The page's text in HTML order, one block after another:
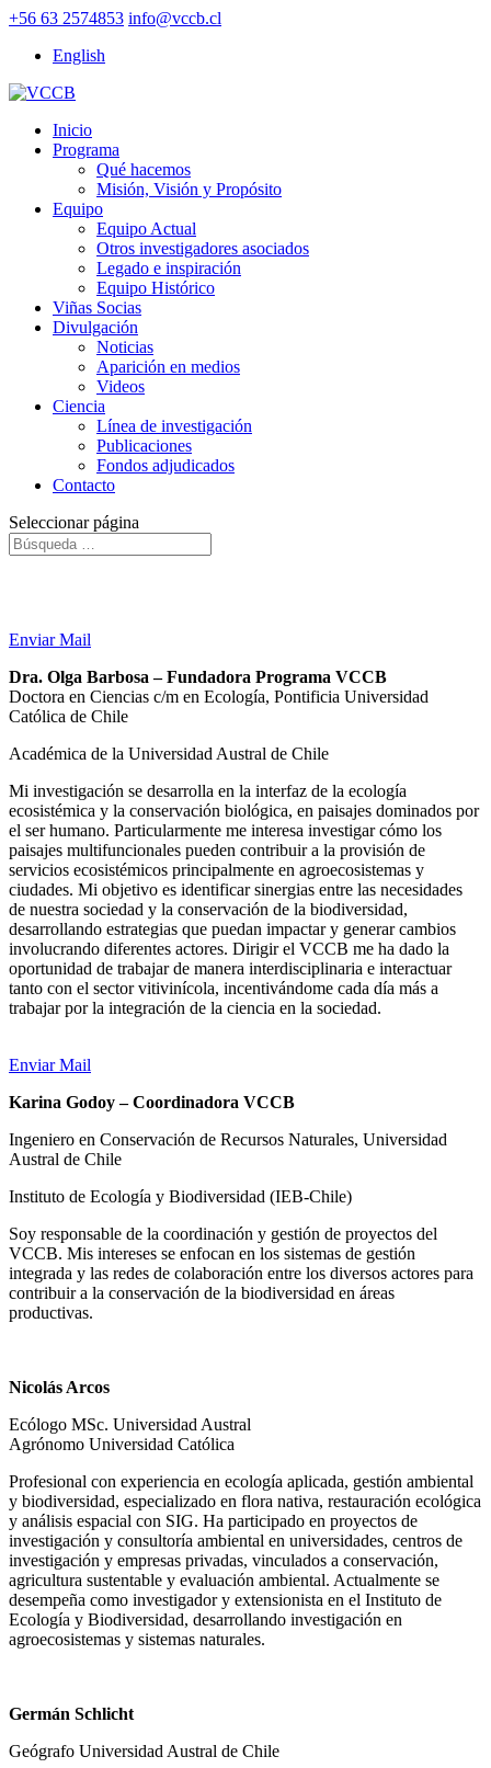
+56 63 2574853 info@vccb.cl
English
Inicio
Programa
Qué hacemos
Misión, Visión y Propósito
Equipo
Equipo Actual
Otros investigadores asociados
Legado e inspiración
Equipo Histórico
Viñas Socias
Divulgación
Noticias
Aparición en medios
Videos
Ciencia
Línea de investigación
Publicaciones
Fondos adjudicados
Contacto
Seleccionar página
Enviar Mail
Dra. Olga Barbosa – Fundadora Programa VCCB
Doctora en Ciencias c/m en Ecología, Pontificia Universidad
Católica de Chile
Académica de la Universidad Austral de Chile
Mi investigación se desarrolla en la interfaz de la ecología
ecosistémica y la conservación biológica, en paisajes dominados por
el ser humano. Particularmente me interesa investigar cómo los
paisajes multifuncionales pueden contribuir a la provisión de
servicios ecosistémicos principalmente en agroecosistemas y
ciudades. Mi objetivo es identificar sinergias entre las necesidades
de nuestra sociedad y la conservación de la biodiversidad,
desarrollando estrategias que puedan impactar y generar cambios
involucrando diferentes actores. Dirigir el VCCB me ha dado la
oportunidad de trabajar de manera interdisciplinaria e interactuar
tanto con el sector vitivinícola, incentivándome cada día más a
trabajar por la integración de la ciencia en la sociedad.
Enviar Mail
Karina Godoy – Coordinadora VCCB
Ingeniero en Conservación de Recursos Naturales, Universidad
Austral de Chile
Instituto de Ecología y Biodiversidad (IEB-Chile)
Soy responsable de la coordinación y gestión de proyectos del
VCCB. Mis intereses se enfocan en los sistemas de gestión
integrada y las redes de colaboración entre los diversos actores para
contribuir a la conservación de la biodiversidad en áreas
productivas.
Nicolás Arcos
Ecólogo MSc. Universidad Austral
Agrónomo Universidad Católica
Profesional con experiencia en ecología aplicada, gestión ambiental
y biodiversidad, especializado en flora nativa, restauración ecológica
y análisis espacial con SIG. Ha participado en proyectos de
investigación y consultoría ambiental en universidades, centros de
investigación y empresas privadas, vinculados a conservación,
agricultura sustentable y evaluación ambiental. Actualmente se
desempeña como investigador y extensionista en el Instituto de
Ecología y Biodiversidad, desarrollando investigación en
agroecosistemas y sistemas naturales.
Germán Schlicht
Geógrafo Universidad Austral de Chile